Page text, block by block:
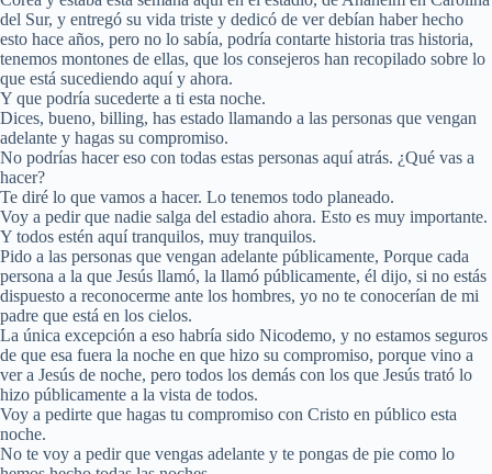
del Sur, y entregó su vida triste y dedicó de ver debían haber hecho
esto hace años, pero no lo sabía, podría contarte historia tras historia,
tenemos montones de ellas, que los consejeros han recopilado sobre lo
que está sucediendo aquí y ahora.
Y que podría sucederte a ti esta noche.
Dices, bueno, billing, has estado llamando a las personas que vengan
adelante y hagas su compromiso.
No podrías hacer eso con todas estas personas aquí atrás. ¿Qué vas a
hacer?
Te diré lo que vamos a hacer. Lo tenemos todo planeado.
Voy a pedir que nadie salga del estadio ahora. Esto es muy importante.
Y todos estén aquí tranquilos, muy tranquilos.
Pido a las personas que vengan adelante públicamente, Porque cada
persona a la que Jesús llamó, la llamó públicamente, él dijo, si no estás
dispuesto a reconocerme ante los hombres, yo no te conocerían de mi
padre que está en los cielos.
La única excepción a eso habría sido Nicodemo, y no estamos seguros
de que esa fuera la noche en que hizo su compromiso, porque vino a
ver a Jesús de noche, pero todos los demás con los que Jesús trató lo
hizo públicamente a la vista de todos.
Voy a pedirte que hagas tu compromiso con Cristo en público esta
noche.
No te voy a pedir que vengas adelante y te pongas de pie como lo